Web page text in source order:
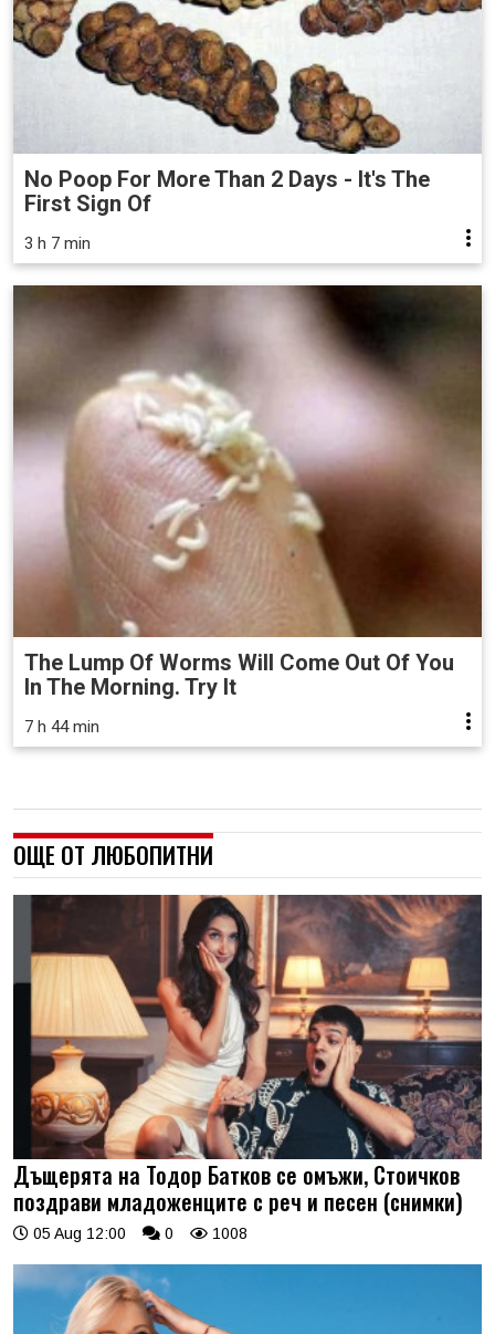
No Poop For More Than 2 Days - It's The
First Sign Of
3 h 7 min
The Lump Of Worms Will Come Out Of You
In The Morning. Try It
7 h 44 min
ОЩЕ ОТ ЛЮБОПИТНИ
Дъщерята на Тодор Батков се омъжи, Стоичков
поздрави младоженците с реч и песен (снимки)
05 Aug 12:00 0 1008